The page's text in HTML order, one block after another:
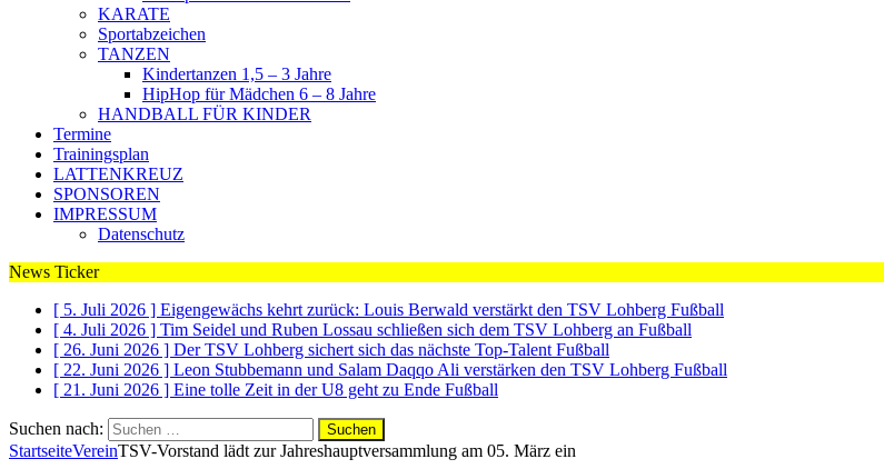
KARATE
Sportabzeichen
TANZEN
Kindertanzen 1,5 – 3 Jahre
HipHop für Mädchen 6 – 8 Jahre
HANDBALL FÜR KINDER
Termine
Trainingsplan
LATTENKREUZ
SPONSOREN
IMPRESSUM
Datenschutz
News Ticker
[ 5. Juli 2026 ] Eigengewächs kehrt zurück: Louis Berwald verstärkt den TSV Lohberg Fußball
[ 4. Juli 2026 ] Tim Seidel und Ruben Lossau schließen sich dem TSV Lohberg an Fußball
[ 26. Juni 2026 ] Der TSV Lohberg sichert sich das nächste Top-Talent Fußball
[ 22. Juni 2026 ] Leon Stubbemann und Salam Daqqo Ali verstärken den TSV Lohberg Fußball
[ 21. Juni 2026 ] Eine tolle Zeit in der U8 geht zu Ende Fußball
Suchen nach:
StartseiteVereinTSV-Vorstand lädt zur Jahreshauptversammlung am 05. März ein